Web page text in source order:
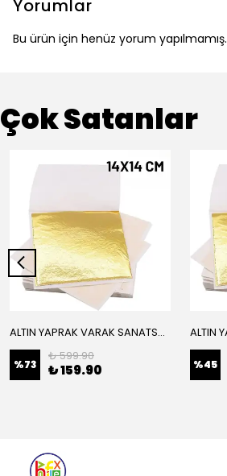
Yorumlar
Bu ürün için henüz yorum yapılmamış.
Çok Satanlar
ALTIN YAPRAK VARAK SANATSAL BÜYÜK BOY FOLYO EPOKSİ REÇİNE NAİL ART 16 ADET 14X14 CM ALTIN RENK
%73
₺ 599.90
₺ 159.90 %45